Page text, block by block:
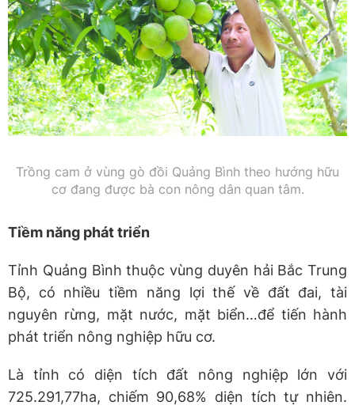
Trồng cam ở vùng gò đồi Quảng Bình theo hướng hữu
cơ đang được bà con nông dân quan tâm.
Tiềm năng phát triển
Tỉnh Quảng Bình thuộc vùng duyên hải Bắc Trung
Bộ, có nhiều tiềm năng lợi thế về đất đai, tài
nguyên rừng, mặt nước, mặt biển…để tiến hành
phát triển nông nghiệp hữu cơ.
Là tỉnh có diện tích đất nông nghiệp lớn với
725.291,77ha, chiếm 90,68% diện tích tự nhiên.